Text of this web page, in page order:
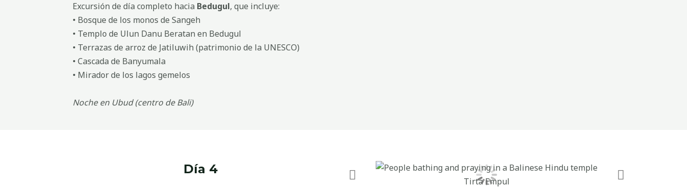
Excursión de día completo hacia Bedugul, que incluye:
• Bosque de los monos de Sangeh
• Templo de Ulun Danu Beratan en Bedugul
• Terrazas de arroz de Jatiluwih (patrimonio de la UNESCO)
• Cascada de Banyumala
• Mirador de los lagos gemelos
Noche en Ubud (centro de Bali)
Día 4
Tirta Empul